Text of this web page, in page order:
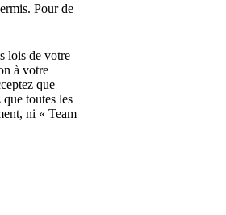
Pour de
lois de votre
à votre
que
toutes les
ni « Team